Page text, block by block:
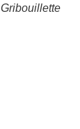
Gribouillette